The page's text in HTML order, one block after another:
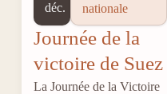
déc.
nationale
Journée de la
victoire de Suez
La Journée de la Victoire